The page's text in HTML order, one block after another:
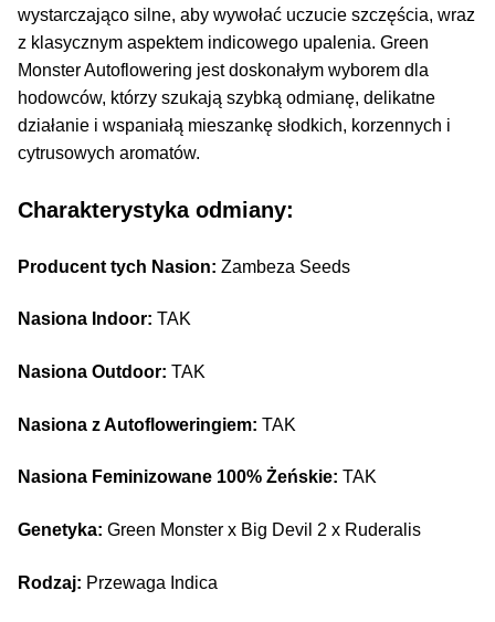
Odbiór Osobisty
Kontakt
wystarczająco silne, aby wywołać uczucie szczęścia, wraz
z klasycznym aspektem indicowego upalenia. Green
Monster Autoflowering jest doskonałym wyborem dla
hodowców, którzy szukają szybką odmianę, delikatne
działanie i wspaniałą mieszankę słodkich, korzennych i
cytrusowych aromatów.
Charakterystyka odmiany:
Producent tych Nasion: Zambeza Seeds
Nasiona Indoor: TAK
Nasiona Outdoor: TAK
Nasiona z Autofloweringiem: TAK
Nasiona Feminizowane 100% Żeńskie: TAK
Genetyka: Green Monster x Big Devil 2 x Ruderalis
Rodzaj: Przewaga Indica